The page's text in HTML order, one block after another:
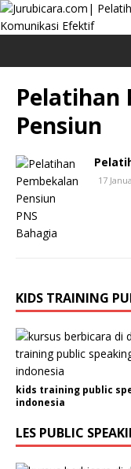
Pelatihan
Pensiun
17
KIDS TRAINING
kids training public
indonesia
LES PUBLIC